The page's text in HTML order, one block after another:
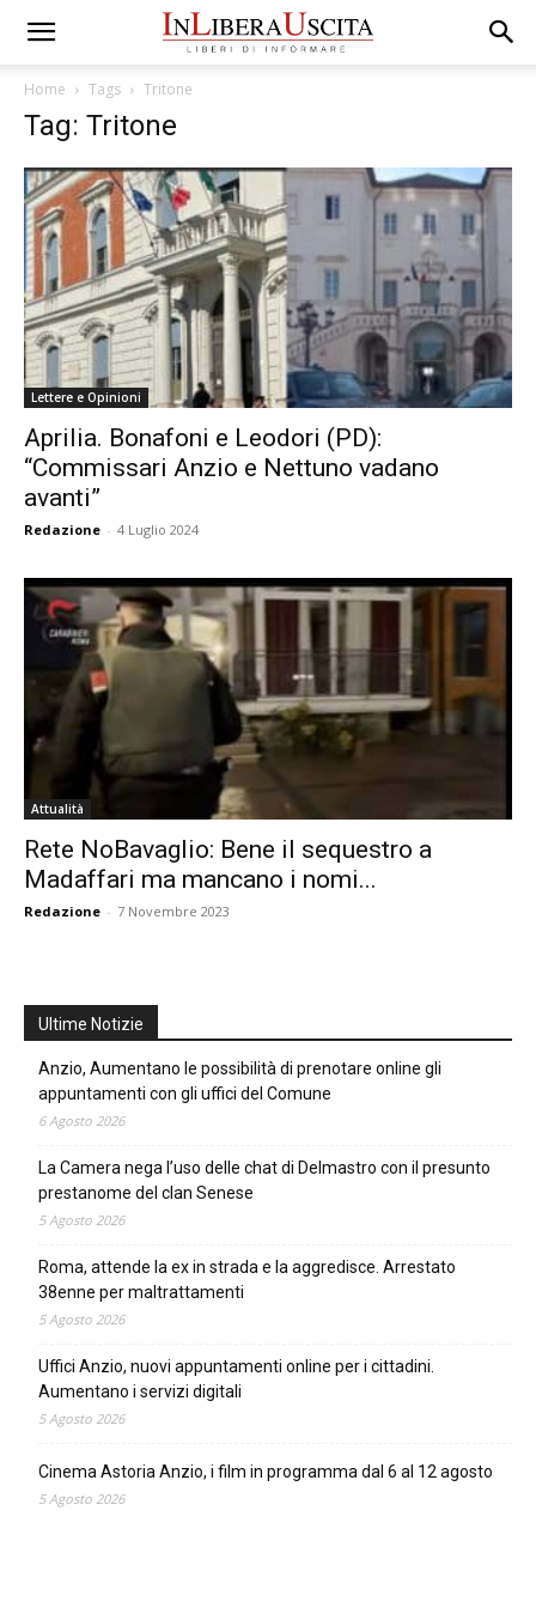
Home Tags Tritone
Tag: Tritone
Lettere e Opinioni
Aprilia. Bonafoni e Leodori (PD):
“Commissari Anzio e Nettuno vadano
avanti”
Redazione - 4 Luglio 2024
Attualità
Rete NoBavaglio: Bene il sequestro a
Madaffari ma mancano i nomi...
Redazione - 7 Novembre 2023
Ultime Notizie
Anzio, Aumentano le possibilità di prenotare online gli
appuntamenti con gli uffici del Comune
6 Agosto 2026
La Camera nega l’uso delle chat di Delmastro con il presunto
prestanome del clan Senese
5 Agosto 2026
Roma, attende la ex in strada e la aggredisce. Arrestato
38enne per maltrattamenti
5 Agosto 2026
Uffici Anzio, nuovi appuntamenti online per i cittadini.
Aumentano i servizi digitali
5 Agosto 2026
Cinema Astoria Anzio, i film in programma dal 6 al 12 agosto
5 Agosto 2026